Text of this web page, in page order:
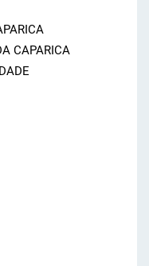
CAPARICA